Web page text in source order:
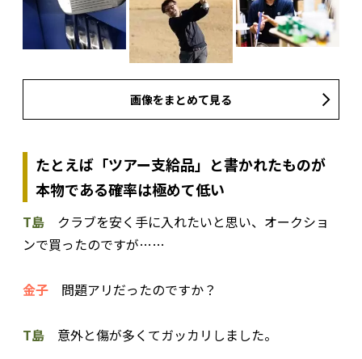
画像をまとめて見る
たとえば「ツアー支給品」と書かれたものが
本物である確率は極めて低い
T島 クラブを安く手に入れたいと思い、オークショ
ンで買ったのですが……
金子 問題アリだったのですか？
T島 意外と傷が多くてガッカリしました。